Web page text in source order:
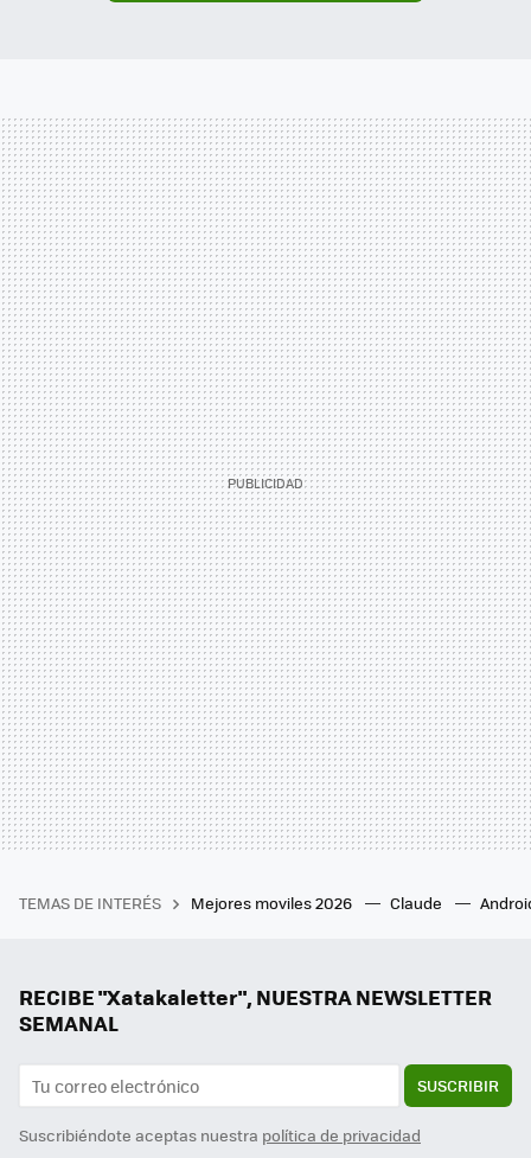
TEMAS DE INTERÉS Mejores moviles 2026 Claude
RECIBE "Xatakaletter", NUESTRA NEWSLETTER
SEMANAL
SUSCRIBIR
Suscribiéndote aceptas nuestra política de privacidad